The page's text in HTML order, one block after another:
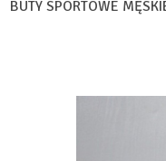
BUTY SPORTOWE